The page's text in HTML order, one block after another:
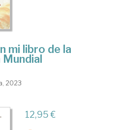
mi libro de la
2023
12,95 €